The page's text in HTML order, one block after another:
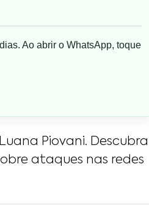
Ao abrir o WhatsApp, toque
Piovani. Descubra
ataques nas redes